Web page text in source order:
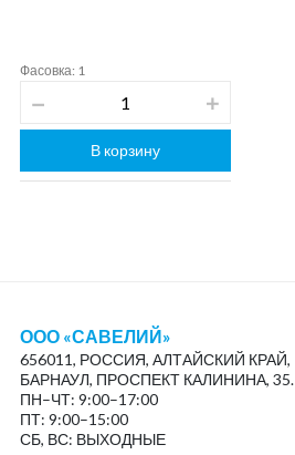
Фасовка: 1
В корзину
ООО «САВЕЛИЙ»
656011, РОССИЯ, АЛТАЙСКИЙ КРАЙ,
БАРНАУЛ, ПРОСПЕКТ КАЛИНИНА, 35.
ПН–ЧТ: 9:00–17:00
ПТ: 9:00–15:00
СБ, ВС: ВЫХОДНЫЕ